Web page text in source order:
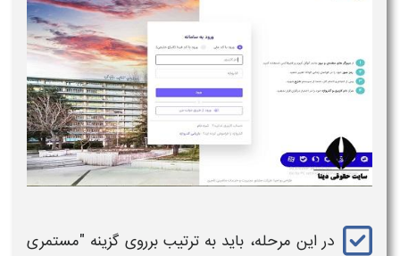
در این مرحله، باید به ترتیب برروی گزینه "مستمری